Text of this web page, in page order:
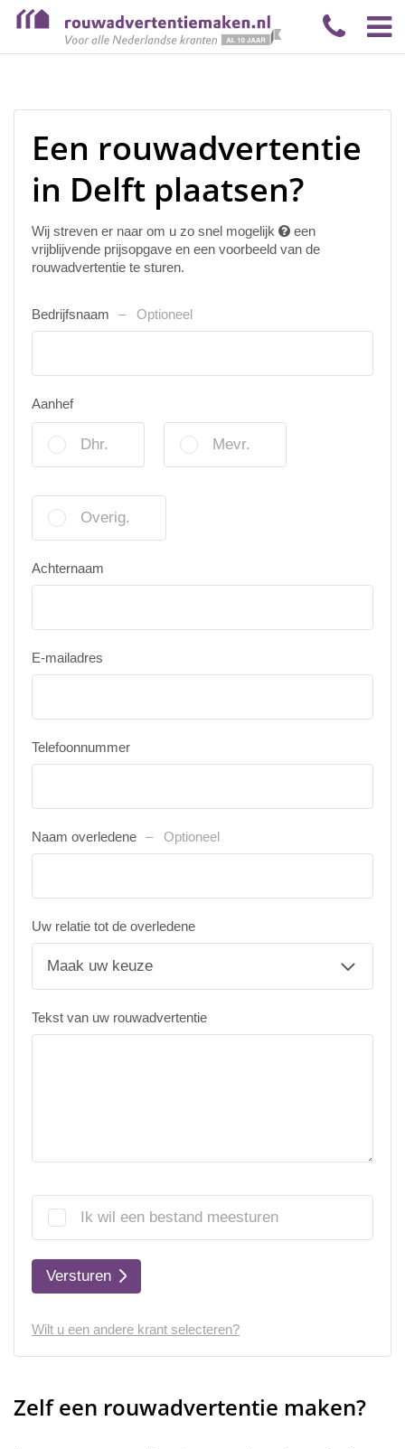
Een rouwadvertentie
in Delft plaatsen?
Wij streven er naar om u zo snel mogelijk
een
vrijblijvende prijsopgave en een voorbeeld van de
rouwadvertentie te sturen.
Bedrijfsnaam Optioneel
Aanhef
Dhr. Mevr.
Overig.
Achternaam
E-mailadres
Telefoonnummer
Naam overledene Optioneel
Uw relatie tot de overledene
Tekst van uw rouwadvertentie
Ik wil een bestand meesturen
Versturen
Wilt u een andere krant selecteren?
Zelf een rouwadvertentie maken?